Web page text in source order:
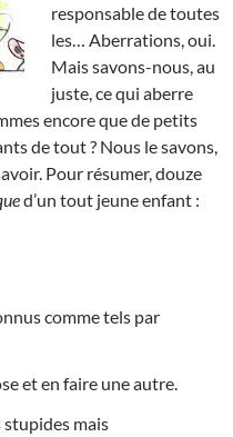
responsable de toutes
les… Aberrations, oui.
Mais savons-nous, au
juste, ce qui aberre
encore que de petits
de tout ? Nous le savons,
Pour résumer, douze
d’un tout jeune enfant :
comme tels par
et en faire une autre.
stupides mais